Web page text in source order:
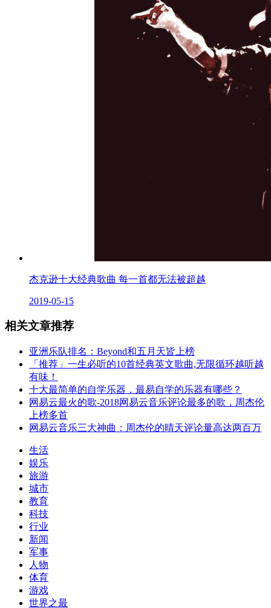
杰克逊十大经典歌曲 每一首都无法被超越
2019-05-15
相关文章推荐
亚洲乐队排名：Beyond和五月天皆上榜
「推荐」一生必听的10首经典英文歌曲,无限循环越听越
有味！
十大最简单的自学乐器，最易自学的乐器有哪些？
网易云最火的歌-2018网易云音乐评论最多的歌，周杰伦
上榜多首
网易云音乐三大神曲：周杰伦的晴天评论量高达两百万
生活
娱乐
旅游
城市
教育
科技
行业
新闻
军事
人物
体育
游戏
世界之最